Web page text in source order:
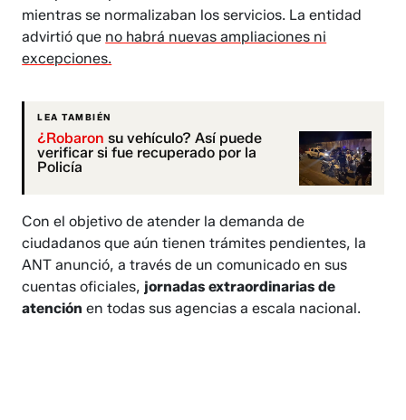
mientras se normalizaban los servicios. La entidad
advirtió que no habrá nuevas ampliaciones ni
excepciones.
LEA TAMBIÉN
¿Robaron su vehículo? Así puede
verificar si fue recuperado por la
Policía
Con el objetivo de atender la demanda de
ciudadanos que aún tienen trámites pendientes, la
ANT anunció, a través de un comunicado en sus
cuentas oficiales, jornadas extraordinarias de
atenciónen todas sus agencias a escala nacional.